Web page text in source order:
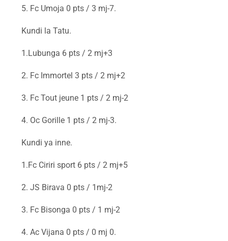
5. Fc Umoja 0 pts / 3 mj-7.
Kundi la Tatu.
1.Lubunga 6 pts / 2 mj+3
2. Fc Immortel 3 pts / 2 mj+2
3. Fc Tout jeune 1 pts / 2 mj-2
4. Oc Gorille 1 pts / 2 mj-3.
Kundi ya inne.
1.Fc Ciriri sport 6 pts / 2 mj+5
2. JS Birava 0 pts / 1mj-2
3. Fc Bisonga 0 pts / 1 mj-2
4. Ac Vijana 0 pts / 0 mj 0.